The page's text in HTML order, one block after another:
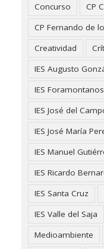
Concurso
CP
CP Fernando de
Creatividad
IES Augusto
IES Foramontanos
IES José del
IES José María
IES Manuel
IES Ricardo
IES Santa Cruz
IES Valle del Saja
Medioambiente